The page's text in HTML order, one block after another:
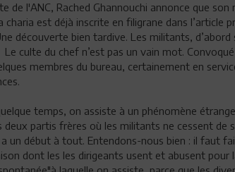
de l'ANC, Rached Ghannouchi annonce que
charia est déjà inscrite en filigrane dans l’article
découverte bien tardive. Les militants, d’abord
Le culte du chef n’est pas un vain mot.
membres du bureau, certainement en
temps, on assiste à un phénomène
partis frères où les militants ne cessent de
un début à tout. Entendons-nous bien : il faut
dont les les dirigeants usent et abusent pour